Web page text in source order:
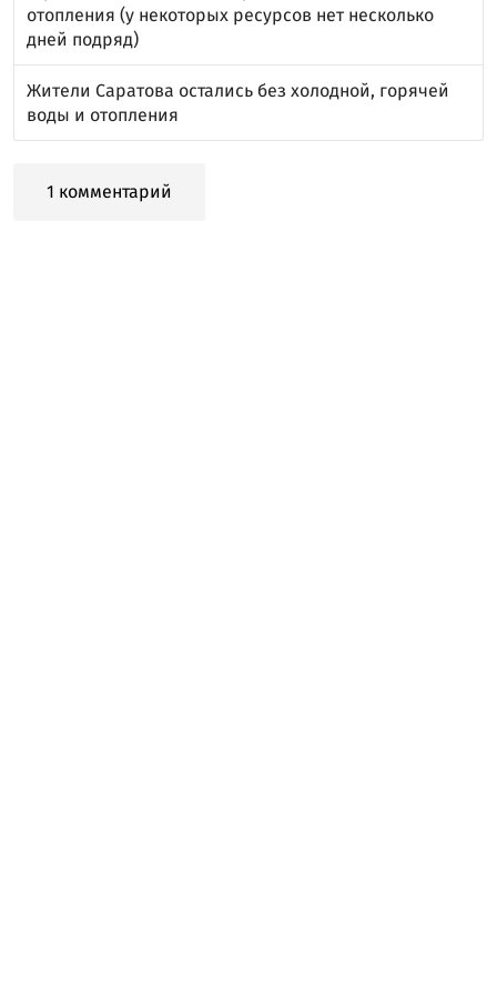
отопления (у некоторых ресурсов нет несколько
дней подряд)
Жители Саратова остались без холодной, горячей
воды и отопления
1 комментарий